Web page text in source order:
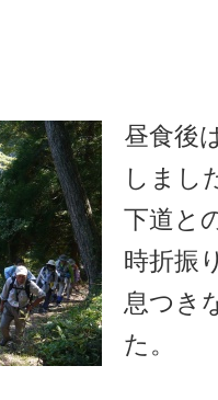
昼食後
しまし
下道と
時折振
息つき
た。